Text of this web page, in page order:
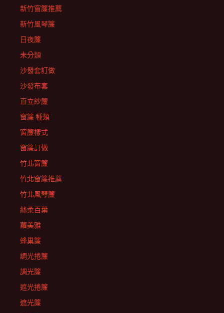
新竹窗簾推薦
新竹風琴簾
日夜簾
未分類
沙發套訂做
沙發布套
直立紗簾
窗簾 種類
窗簾樣式
窗簾訂做
竹北窗簾
竹北窗簾推薦
竹北風琴簾
絲柔百葉
蘿美雅
蜂巢簾
調光捲簾
調光簾
遮光捲簾
遮光簾